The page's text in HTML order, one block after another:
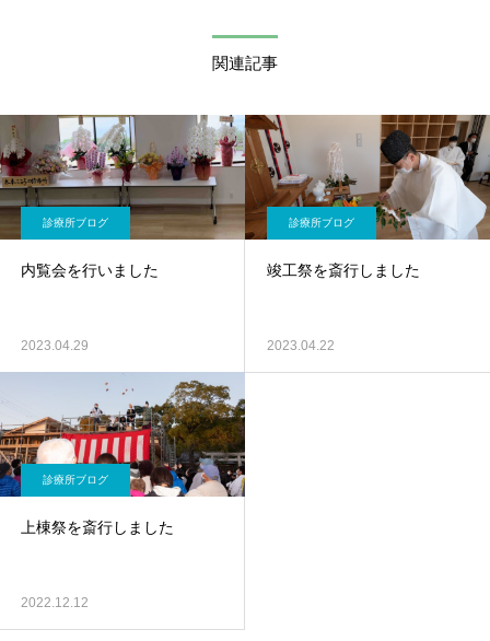
関連記事
診療所ブログ
内覧会を行いました
2023.04.29
診療所ブログ
竣工祭を斎行しました
2023.04.22
診療所ブログ
上棟祭を斎行しました
2022.12.12